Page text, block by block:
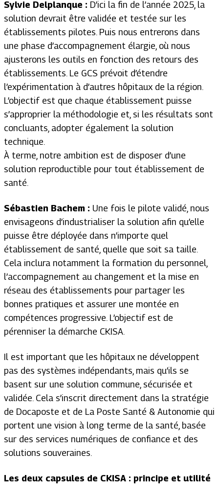
Sylvie Delplanque : D’ici la fin de l’année 2025, la
solution devrait être validée et testée sur les
établissements pilotes. Puis nous entrerons dans
une phase d’accompagnement élargie, où nous
ajusterons les outils en fonction des retours des
établissements. Le GCS prévoit d’étendre
l’expérimentation à d’autres hôpitaux de la région.
L’objectif est que chaque établissement puisse
s’approprier la méthodologie et, si les résultats sont
concluants, adopter également la solution
technique.
À terme, notre ambition est de disposer d’une
solution reproductible pour tout établissement de
santé.
Sébastien Bachem : Une fois le pilote validé, nous
envisageons d’industrialiser la solution afin qu’elle
puisse être déployée dans n’importe quel
établissement de santé, quelle que soit sa taille.
Cela inclura notamment la formation du personnel,
l’accompagnement au changement et la mise en
réseau des établissements pour partager les
bonnes pratiques et assurer une montée en
compétences progressive. L’objectif est de
pérenniser la démarche CKISA.
Il est important que les hôpitaux ne développent
pas des systèmes indépendants, mais qu’ils se
basent sur une solution commune, sécurisée et
validée. Cela s’inscrit directement dans la stratégie
de Docaposte et de La Poste Santé & Autonomie qui
portent une vision à long terme de la santé, basée
sur des services numériques de confiance et des
solutions souveraines.
Les deux capsules de CKISA : principe et utilité